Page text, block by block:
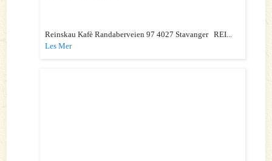
Reinskau Kafè Randaberveien 97 4027 Stavanger REI...
Les Mer